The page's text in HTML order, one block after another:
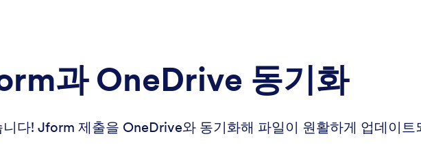
과 OneDrive 동기화
다! Jform 제출을 OneDrive와 동기화해 파일이 원활하게 업데이트